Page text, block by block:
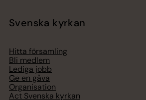
Svenska kyrkan
Hitta församling
Bli medlem
Lediga jobb
Ge en gåva
Organisation
Act Svenska kyrkan